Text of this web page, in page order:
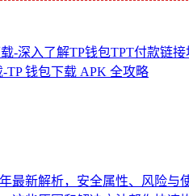
载-深入了解TP钱包TPT付款链
TP 钱包下载 APK 全攻略
最新解析，安全属性、风险与